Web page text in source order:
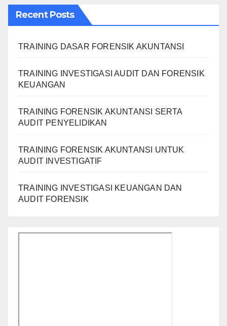
Recent Posts
TRAINING DASAR FORENSIK AKUNTANSI
TRAINING INVESTIGASI AUDIT DAN FORENSIK
KEUANGAN
TRAINING FORENSIK AKUNTANSI SERTA
AUDIT PENYELIDIKAN
TRAINING FORENSIK AKUNTANSI UNTUK
AUDIT INVESTIGATIF
TRAINING INVESTIGASI KEUANGAN DAN
AUDIT FORENSIK